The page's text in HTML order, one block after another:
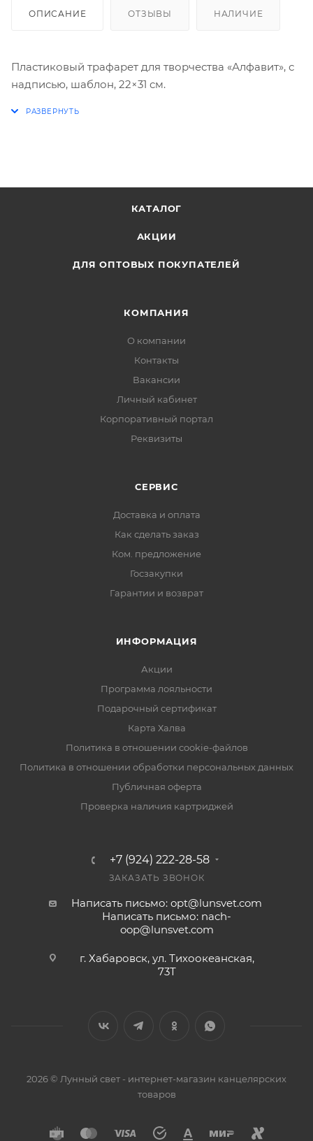
ОПИСАНИЕ ОТЗЫВЫ НАЛИЧИЕ
Пластиковый трафарет для творчества «Алфавит», с
надписью, шаблон, 22×31 см.
КАТАЛОГ
АКЦИИ
ДЛЯ ОПТОВЫХ ПОКУПАТЕЛЕЙ
КОМПАНИЯ
О компании
Контакты
Вакансии
Личный кабинет
Корпоративный портал
Реквизиты
СЕРВИС
Доставка и оплата
Как сделать заказ
Ком. предложение
Госзакупки
Гарантии и возврат
ИНФОРМАЦИЯ
Акции
Программа лояльности
Подарочный сертификат
Карта Халва
Политика в отношении cookie-файлов
Политика в отношении обработки персональных данных
Публичная оферта
Проверка наличия картриджей
+7 (924) 222-28-58
ЗАКАЗАТЬ ЗВОНОК
Написать письмо: opt@lunsvet.com
Написать письмо: nach-
oop@lunsvet.com
г. Хабаровск, ул. Тихоокеанская,
73Т
2026 © Лунный свет - интернет-магазин канцелярских
товаров